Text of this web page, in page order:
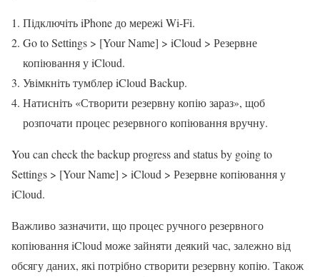
Підключіть iPhone до мережі Wi-Fi.
Go to Settings > [Your Name] > iCloud > Резервне
копіювання у iCloud.
Увімкніть тумблер iCloud Backup.
Натисніть «Створити резервну копію зараз», щоб
розпочати процес резервного копіювання вручну.
You can check the backup progress and status by going to
Settings > [Your Name] > iCloud > Резервне копіювання у
iCloud.
Важливо зазначити, що процес ручного резервного
копіювання iCloud може зайняти деякий час, залежно від
обсягу даних, які потрібно створити резервну копію. Також